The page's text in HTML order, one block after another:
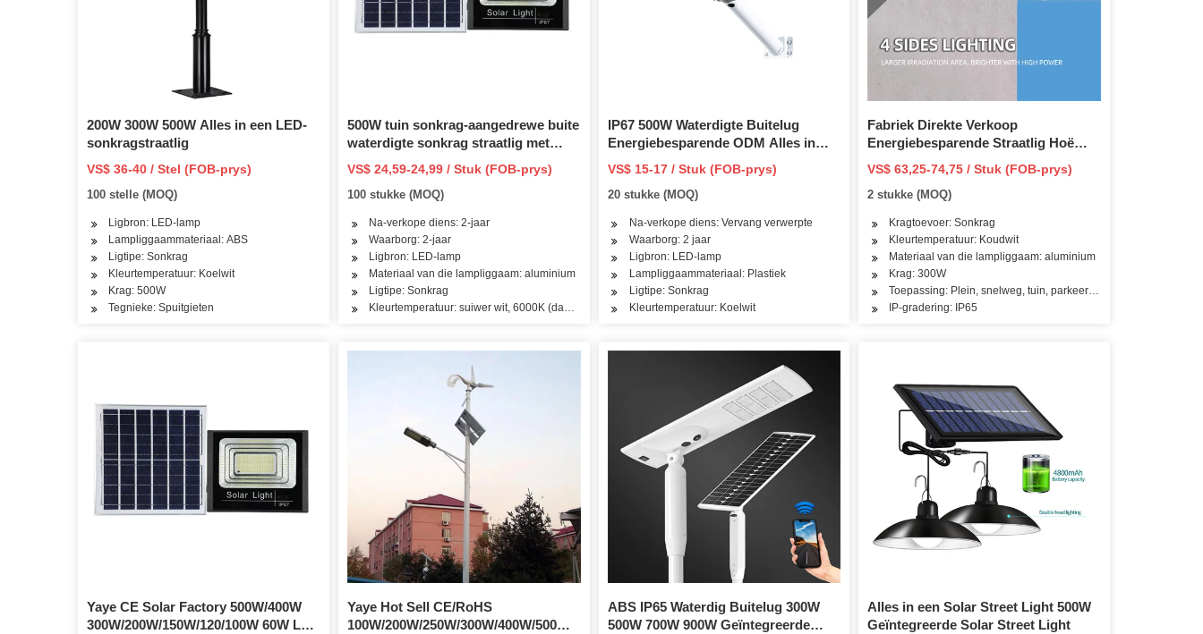
200W 300W 500W Alles in een LED-
sonkragstraatlig
VS$ 36-40 / Stel (FOB-prys)
100 stelle (MOQ)
Ligbron: LED-lamp
Lampliggaammateriaal: ABS
Ligtipe: Sonkrag
Kleurtemperatuur: Koelwit
Krag: 500W
Tegnieke: Spuitgieten
500W tuin sonkrag-aangedrewe buite
waterdigte sonkrag straatlig met
afstandbeheer
VS$ 24,59-24,99 / Stuk (FOB-prys)
100 stukke (MOQ)
Na-verkope diens: 2-jaar
Waarborg: 2-jaar
Ligbron: LED-lamp
Materiaal van die lampliggaam: aluminium
Ligtipe: Sonkrag
Kleurtemperatuur: suiwer wit, 6000K (dagligwaarskuwing)
IP67 500W Waterdigte Buitelug
Energiebesparende ODM Alles in
Een Geïntegreerde Sonkrag Straatlig
VS$ 15-17 / Stuk (FOB-prys)
20 stukke (MOQ)
Na-verkope diens: Vervang verwerpte
Waarborg: 2 jaar
Ligbron: LED-lamp
Lampliggaammateriaal: Plastiek
Ligtipe: Sonkrag
Kleurtemperatuur: Koelwit
Fabriek Direkte Verkoop
Energiebesparende Straatlig Hoë
Krag Buitelug Tuinweg 300W 400W
500W Ontploffingsvaste
Geïntegreerde Alles in Een LED
VS$ 63,25-74,75 / Stuk (FOB-prys)
2 stukke (MOQ)
Kragtoevoer: Sonkrag
Kleurtemperatuur: Koudwit
Materiaal van die lampliggaam: aluminium
Krag: 300W
Toepassing: Plein, snelweg, tuin, parkeerterrein, pad
IP-gradering: IP65
Yaye CE Solar Factory 500W/400W
300W/200W/150W/120/100W 60W LED
Yaye Hot Sell CE/RoHS
100W/200W/250W/300W/400W/500W/600W/800W/1000W/1500W/
ABS IP65 Waterdig Buitelug 300W
500W 700W 900W Geïntegreerde
Alles in een Solar Street Light 500W
Geïntegreerde Solar Street Light